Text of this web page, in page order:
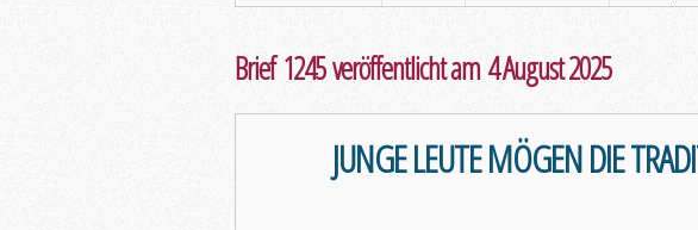
Brief 1245 veröffentlicht am 4 August 2025
JUNGE LEUTE MÖGEN DIE